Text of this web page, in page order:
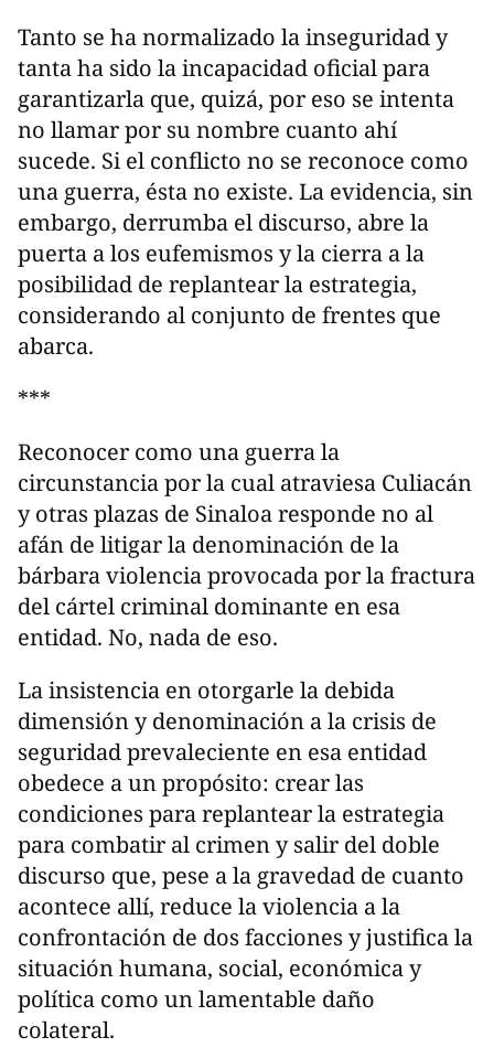
Tanto se ha normalizado la inseguridad y
tanta ha sido la incapacidad oficial para
garantizarla que, quizá, por eso se intenta
no llamar por su nombre cuanto ahí
sucede. Si el conflicto no se reconoce como
una guerra, ésta no existe. La evidencia, sin
embargo, derrumba el discurso, abre la
puerta a los eufemismos y la cierra a la
posibilidad de replantear la estrategia,
considerando al conjunto de frentes que
abarca.
***
Reconocer como una guerra la
circunstancia por la cual atraviesa Culiacán
y otras plazas de Sinaloa responde no al
afán de litigar la denominación de la
bárbara violencia provocada por la fractura
del cártel criminal dominante en esa
entidad. No, nada de eso.
La insistencia en otorgarle la debida
dimensión y denominación a la crisis de
seguridad prevaleciente en esa entidad
obedece a un propósito: crear las
condiciones para replantear la estrategia
para combatir al crimen y salir del doble
discurso que, pese a la gravedad de cuanto
acontece allí, reduce la violencia a la
confrontación de dos facciones y justifica la
situación humana, social, económica y
política como un lamentable daño
colateral.